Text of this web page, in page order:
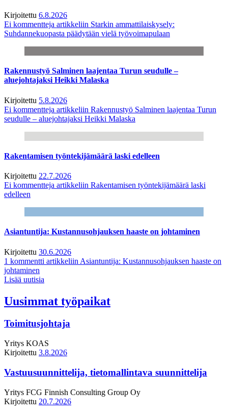
Kirjoitettu 6.8.2026
Ei kommentteja artikkeliin Starkin ammattilaiskysely:
Suhdannekuopasta päädytään vielä työvoimapulaan
Rakennustyö Salminen laajentaa Turun seudulle –
aluejohtajaksi Heikki Malaska
Kirjoitettu 5.8.2026
Ei kommentteja artikkeliin Rakennustyö Salminen laajentaa Turun
seudulle – aluejohtajaksi Heikki Malaska
Rakentamisen työntekijämäärä laski edelleen
Kirjoitettu 22.7.2026
Ei kommentteja artikkeliin Rakentamisen työntekijämäärä laski
edelleen
Asiantuntija: Kustannusohjauksen haaste on johtaminen
Kirjoitettu 30.6.2026
1 kommentti artikkeliin Asiantuntija: Kustannusohjauksen haaste on
johtaminen
Lisää uutisia
Uusimmat työpaikat
Toimitusjohtaja
Yritys KOAS
Kirjoitettu 3.8.2026
Vastuusuunnittelija, tietomallintava suunnittelija
Yritys FCG Finnish Consulting Group Oy
Kirjoitettu 20.7.2026